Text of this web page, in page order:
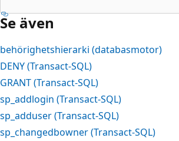
Se även
behörighetshierarki (databasmotor)
DENY (Transact-SQL)
GRANT (Transact-SQL)
sp_addlogin (Transact-SQL)
sp_adduser (Transact-SQL)
sp_changedbowner (Transact-SQL)